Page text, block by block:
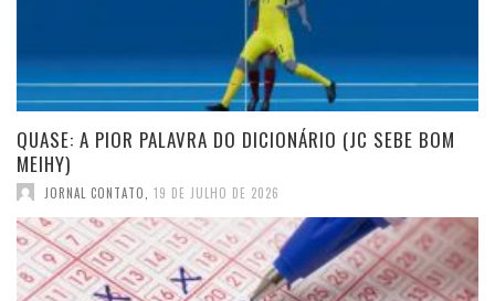
QUASE: A PIOR PALAVRA DO DICIONÁRIO (JC SEBE BOM
MEIHY)
JORNAL CONTATO 19 DE JULHO DE 2026